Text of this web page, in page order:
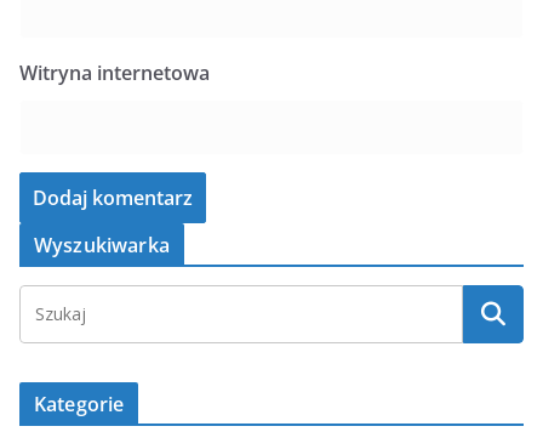
Witryna internetowa
Wyszukiwarka
Kategorie